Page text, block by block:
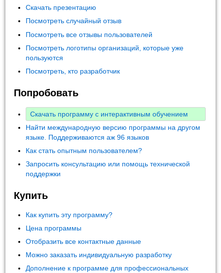
Скачать презентацию
Посмотреть случайный отзыв
Посмотреть все отзывы пользователей
Посмотреть логотипы организаций, которые уже
пользуются
Посмотреть, кто разработчик
Попробовать
Скачать программу с интерактивным обучением
Найти международную версию программы на другом
языке. Поддерживаются аж 96 языков
Как стать опытным пользователем?
Запросить консультацию или помощь технической
поддержки
Купить
Как купить эту программу?
Цена программы
Отобразить все контактные данные
Можно заказать индивидуальную разработку
Дополнение к программе для профессиональных